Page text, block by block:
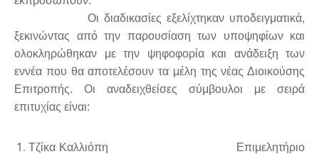
Οι διαδικασίες εξελίχτηκαν υποδειγματικά,
ξεκινώντας από την παρουσίαση των υποψηφίων και
ολοκληρώθηκαν με την ψηφοφορία και ανάδειξη των
εννέα που θα αποτελέσουν τα μέλη της νέας Διοικούσης
Επιτροπής. Οι αναδειχθείσες σύμβουλοι με σειρά
επιτυχίας είναι:
Τζίκα Καλλιόπη Επιμελητήριο